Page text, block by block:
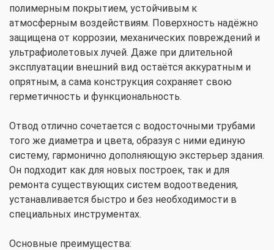
полимерным покрытием, устойчивым к
атмосферным воздействиям. Поверхность надёжно
защищена от коррозии, механических повреждений и
ультрафиолетовых лучей. Даже при длительной
эксплуатации внешний вид остаётся аккуратным и
опрятным, а сама конструкция сохраняет свою
герметичность и функциональность.
Отвод отлично сочетается с водосточными трубами
того же диаметра и цвета, образуя с ними единую
систему, гармонично дополняющую экстерьер здания.
Он подходит как для новых построек, так и для
ремонта существующих систем водоотведения,
устанавливается быстро и без необходимости в
специальных инструментах.
Основные преимущества: